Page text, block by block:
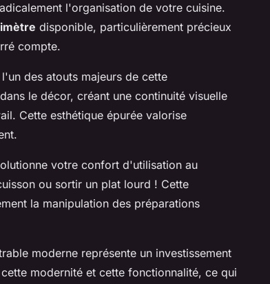
l'organisation de votre cuisine.
disponible, particulièrement précieux
compte.
des atouts majeurs de cette
le décor, créant une continuité visuelle
Cette esthétique épurée valorise
votre confort d'utilisation au
ou sortir un plat lourd ! Cette
la manipulation des préparations
moderne représente un investissement
modernité et cette fonctionnalité, ce qui